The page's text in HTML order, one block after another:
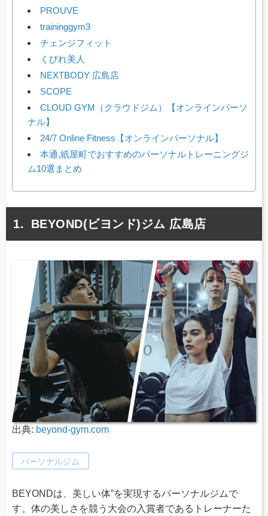
PROUVE
traininggym3
チェンジフィット
くびれ美人
NEXTBODY 広島店
SCOPE
CLOUD GYM（クラウドジム）【オンラインパーソ
ナル】
24/7 Online Fitness【オンラインパーソナル】
本通,紙屋町でおすすめのパーソナルトレーニングジ
ム10選まとめ
BEYOND(ビヨンド)ジム 広島店
出典: beyond-gym.com
パーソナルジム
BEYONDは、美しい体”を実現するパーソナルジムで
す。体の美しさを競う大会の入賞者であるトレーナーた